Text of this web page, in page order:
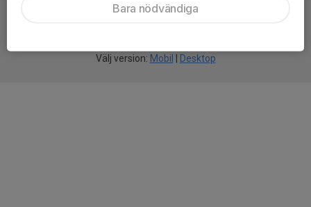
Välj version: Mobil Desktop
Bara nödvändiga